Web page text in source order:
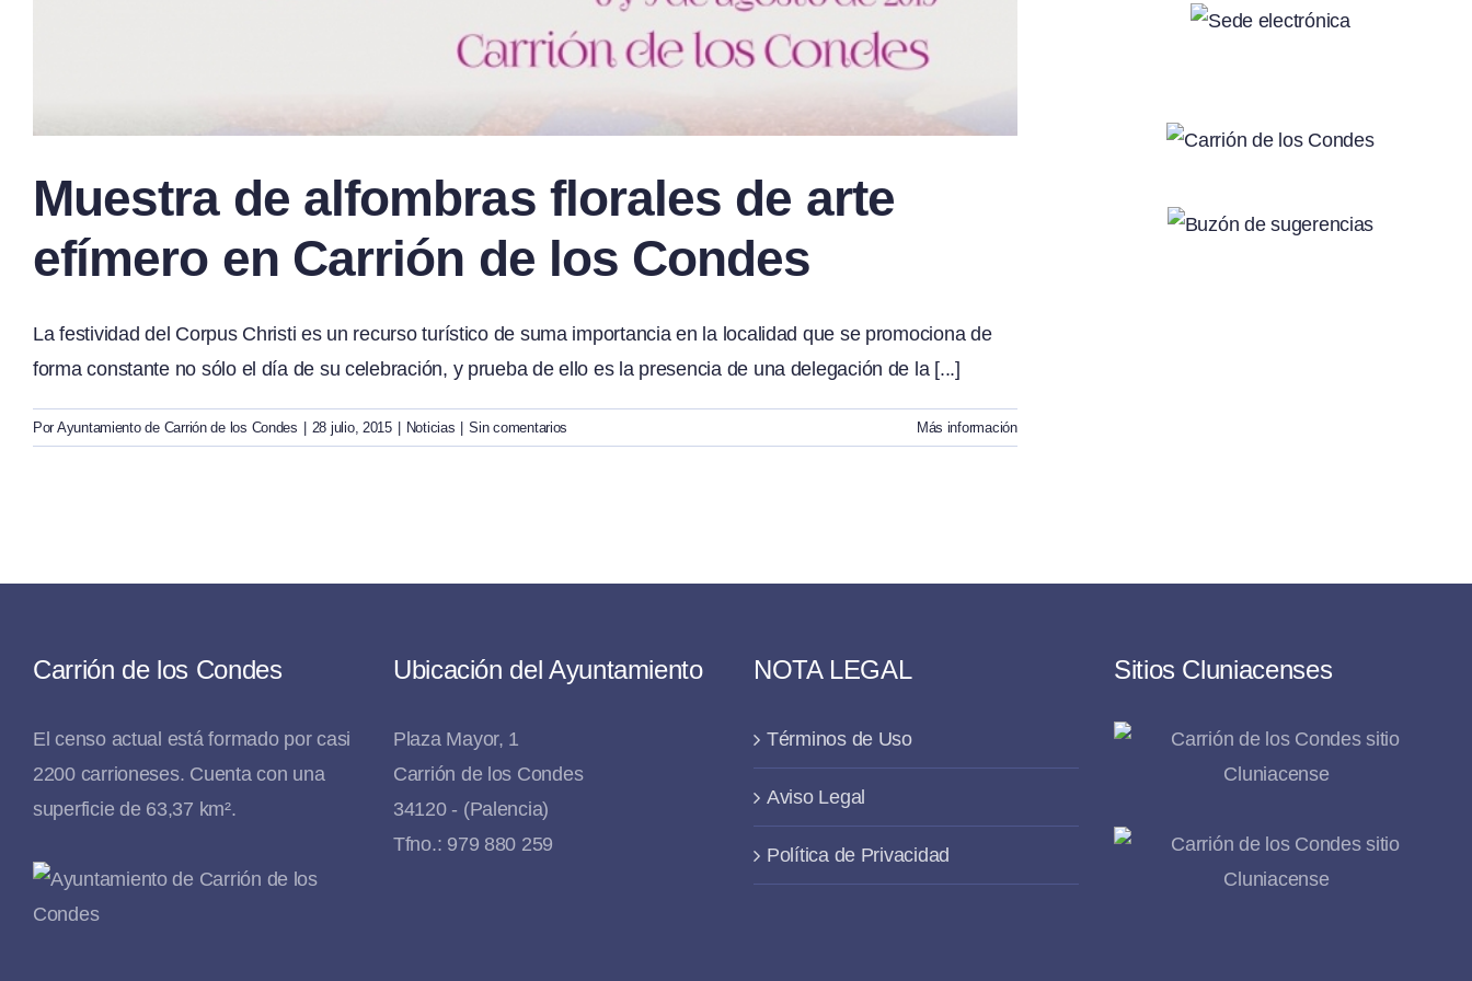
Muestra de alfombras florales de arte
efímero en Carrión de los Condes
La festividad del Corpus Christi es un recurso turístico de suma importancia en la localidad que se promociona de
forma constante no sólo el día de su celebración, y prueba de ello es la presencia de una delegación de la [...]
Por Ayuntamiento de Carrión de los Condes 28 julio, 2015 Noticias Sin comentarios Más información
Carrión de los Condes
El censo actual está formado por casi
2200 carrioneses. Cuenta con una
superficie de 63,37 km².
Ubicación del Ayuntamiento
Plaza Mayor, 1
Carrión de los Condes
34120 - (Palencia)
Tfno.: 979 880 259
NOTA LEGAL
Términos de Uso
Aviso Legal
Política de Privacidad
Sitios Cluniacenses